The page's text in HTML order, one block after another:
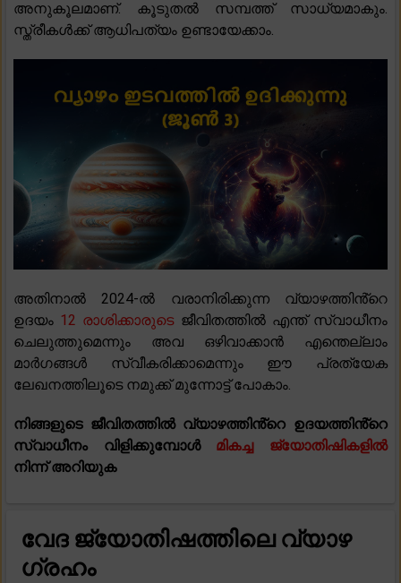
അനുകൂലമാണ്. കൂടുതൽ സമ്പത്ത് സാധ്യമാകും.
സ്ത്രീകൾക്ക് ആധിപത്യം ഉണ്ടായേക്കാം.
അതിനാൽ 2024-ൽ വരാനിരിക്കുന്ന വ്യാഴത്തിൻ്റെ
ഉദയം 12 രാശിക്കാരുടെജീവിതത്തിൽ എന്ത് സ്വാധീനം
ചെലുത്തുമെന്നും അവ ഒഴിവാക്കാൻ എന്തെല്ലാം
മാർഗങ്ങൾ സ്വീകരിക്കാമെന്നും ഈ പ്രത്യേക
ലേഖനത്തിലൂടെ നമുക്ക് മുന്നോട്ട് പോകാം.
നിങ്ങളുടെ ജീവിതത്തിൽ വ്യാഴത്തിൻ്റെ ഉദയത്തിൻ്റെ
സ്വാധീനം വിളിക്കുമ്പോൾ മികച്ച ജ്യോതിഷികളിൽ
നിന്ന് അറിയുക
വേദ ജ്യോതിഷത്തിലെ വ്യാഴ
ഗ്രഹം